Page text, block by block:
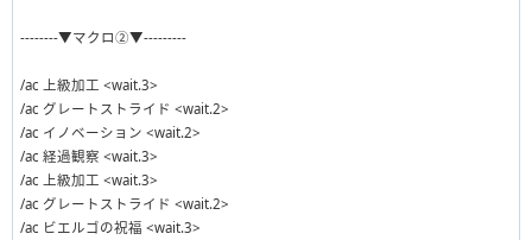
--------▼マクロ②▼---------
/ac 上級加工 <wait.3>
/ac グレートストライド <wait.2>
/ac イノベーション <wait.2>
/ac 経過観察 <wait.3>
/ac 上級加工 <wait.3>
/ac グレートストライド <wait.2>
/ac ビエルゴの祝福 <wait.3>